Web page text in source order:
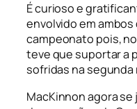
É curioso e
envolvido em
campeonato pois,
teve que suportar a
sofridas na segunda
MacKinnon agora